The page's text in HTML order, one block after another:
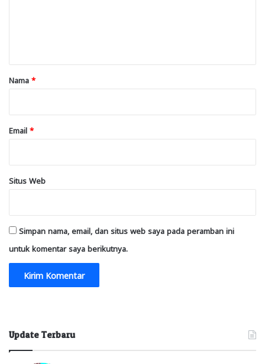
rNama *
Email *
Situs Web
Simpan nama, email, dan situs web saya pada peramban ini
untuk komentar saya berikutnya.
Update Terbaru